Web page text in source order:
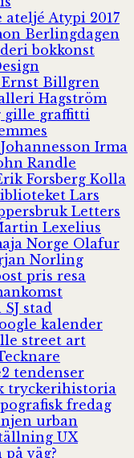
ateljé Atypi 2017
Berlingdagen
bokkonst
Ernst Billgren
Hagström
gille graffitti
Irma
Randle
Forsberg Kolla
Lars
Letters
Lexelius
Norge Olafur
Norling
pris resa
SJ stad
kalender
street art
tendenser
tryckerihistoria
fredag
urban
UX
väg?